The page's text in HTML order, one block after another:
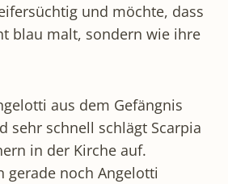
und möchte, dass
blau malt, sondern wie ihre
aus dem Gefängnis
sehr schnell schlägt Scarpia
in der Kirche auf.
gerade noch Angelotti